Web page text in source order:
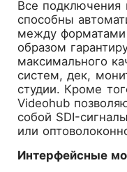
Все подключения
способны
между
образом
максимального
систем, дек,
студии. Кроме
Videohub
собой SDI-
или
Интерфейсные